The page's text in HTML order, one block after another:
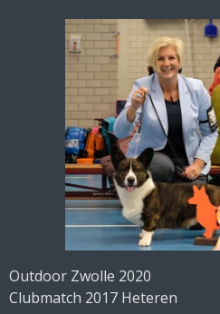
Outdoor Zwolle
Clubmatch 2017 Heteren